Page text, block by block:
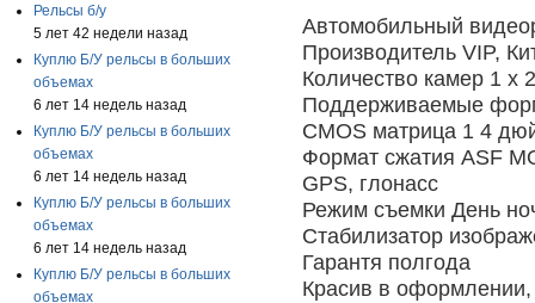
Рельсы б/у
5 лет 42 недели назад
Куплю Б/У рельсы в больших
объемах
6 лет 14 недель назад
Куплю Б/У рельсы в больших
объемах
6 лет 14 недель назад
Куплю Б/У рельсы в больших
объемах
6 лет 14 недель назад
Куплю Б/У рельсы в больших
объемах
Автомобильный
Производитель VIP,
Количество камер 1 х
Поддерживаемые
CMOS матрица 1 4
Формат сжатия ASF
GPS, глонасс
Режим съемки День
Стабилизатор
Гарантя полгода
Красив в